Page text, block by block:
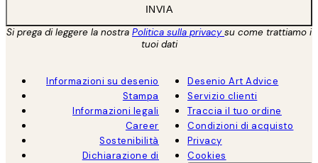
INVIA
Si prega di leggere la nostra Politica sulla privacysu come trattiamo i
tuoi dati
Informazioni su desenio
Stampa
Informazioni legali
Career
Sostenibilità
Dichiarazione di
Desenio Art Advice
Servizio clienti
Traccia il tuo ordine
Condizioni di acquisto
Privacy
Cookies